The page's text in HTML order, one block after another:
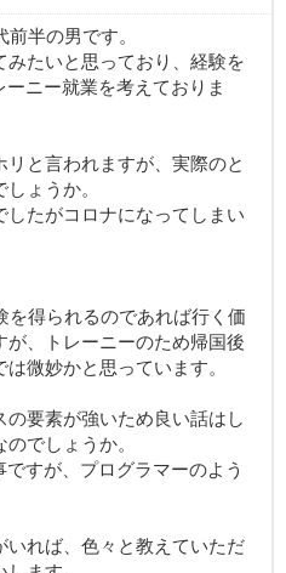
半の男です。
たいと思っており、経験を
ニー就業を考えておりま
と言われますが、実際のと
ょうか。
たがコロナになってしまい
を得られるのであれば行く価
、トレーニーのため帰国後
微妙かと思っています。
要素が強いため良い話はし
でしょうか。
すが、プログラマーのよう
いれば、色々と教えていただ